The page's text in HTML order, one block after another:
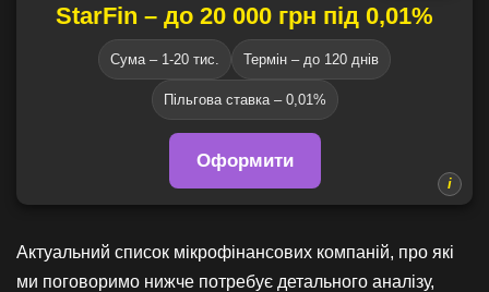
StarFin – до 20 000 грн під 0,01%
Сума – 1-20 тис. Термін – до 120 днів
Пільгова ставка – 0,01%
Оформити
Актуальний список мікрофінансових компаній, про які
ми поговоримо нижче потребує детального аналізу,